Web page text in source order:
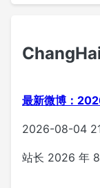
最新微博：
2026-08-04
站长 2026 年